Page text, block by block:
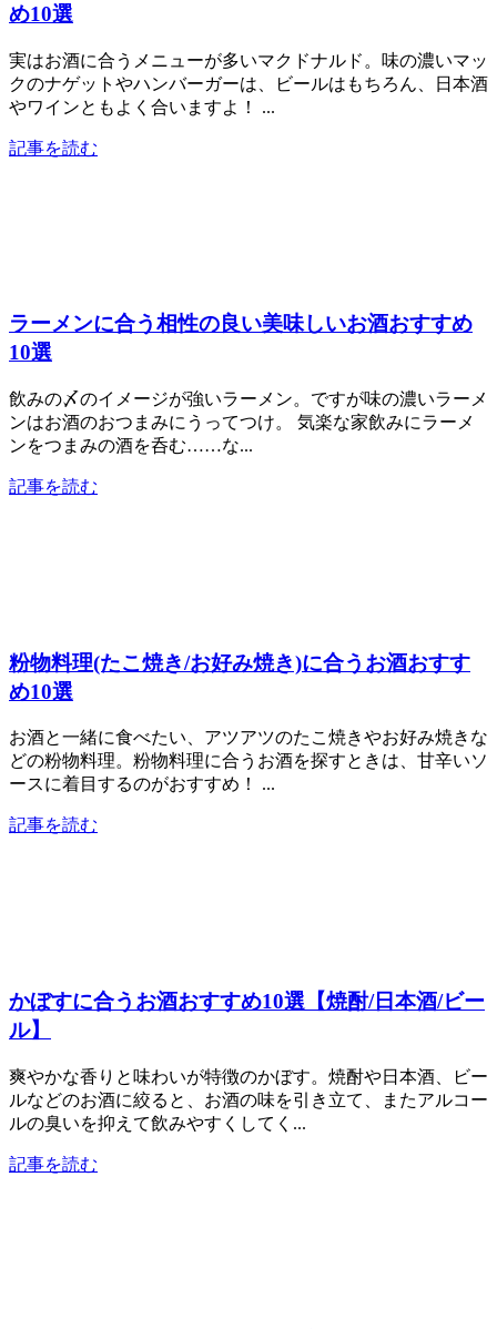
め10選
実はお酒に合うメニューが多いマクドナルド。味の濃いマッ
クのナゲットやハンバーガーは、ビールはもちろん、日本酒
やワインともよく合いますよ！ ...
記事を読む
ラーメンに合う相性の良い美味しいお酒おすすめ
10選
飲みの〆のイメージが強いラーメン。ですが味の濃いラーメ
ンはお酒のおつまみにうってつけ。 気楽な家飲みにラーメ
ンをつまみの酒を呑む……な...
記事を読む
粉物料理(たこ焼き/お好み焼き)に合うお酒おすす
め10選
お酒と一緒に食べたい、アツアツのたこ焼きやお好み焼きな
どの粉物料理。粉物料理に合うお酒を探すときは、甘辛いソ
ースに着目するのがおすすめ！ ...
記事を読む
かぼすに合うお酒おすすめ10選【焼酎/日本酒/ビー
ル】
爽やかな香りと味わいが特徴のかぼす。焼酎や日本酒、ビー
ルなどのお酒に絞ると、お酒の味を引き立て、またアルコー
ルの臭いを抑えて飲みやすくしてく...
記事を読む